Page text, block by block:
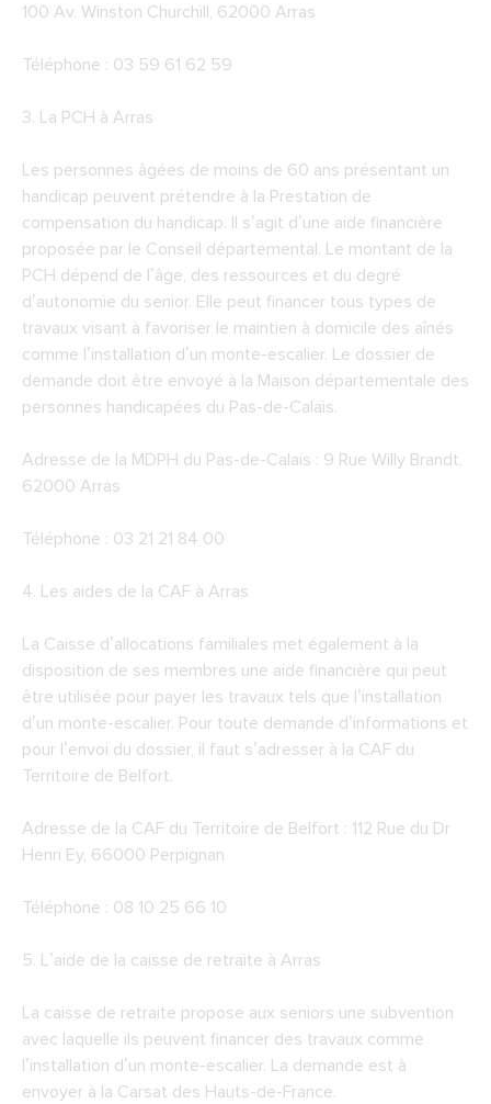
100 Av. Winston Churchill, 62000 Arras
Téléphone : 03 59 61 62 59
3. La PCH à Arras
Les personnes âgées de moins de 60 ans présentant un
handicap peuvent prétendre à la Prestation de
compensation du handicap. Il s’agit d’une aide financière
proposée par le Conseil départemental. Le montant de la
PCH dépend de l’âge, des ressources et du degré
d’autonomie du senior. Elle peut financer tous types de
travaux visant à favoriser le maintien à domicile des aînés
comme l’installation d’un monte-escalier. Le dossier de
demande doit être envoyé à la Maison départementale des
personnes handicapées du Pas-de-Calais.
Adresse de la MDPH du Pas-de-Calais : 9 Rue Willy Brandt,
62000 Arras
Téléphone : 03 21 21 84 00
4. Les aides de la CAF à Arras
La Caisse d’allocations familiales met également à la
disposition de ses membres une aide financière qui peut
être utilisée pour payer les travaux tels que l’installation
d’un monte-escalier. Pour toute demande d’informations et
pour l’envoi du dossier, il faut s’adresser à la CAF du
Territoire de Belfort.
Adresse de la CAF du Territoire de Belfort : 112 Rue du Dr
Henri Ey, 66000 Perpignan
Téléphone : 08 10 25 66 10
5. L’aide de la caisse de retraite à Arras
La caisse de retraite propose aux seniors une subvention
avec laquelle ils peuvent financer des travaux comme
l’installation d’un monte-escalier. La demande est à
envoyer à la Carsat des Hauts-de-France.